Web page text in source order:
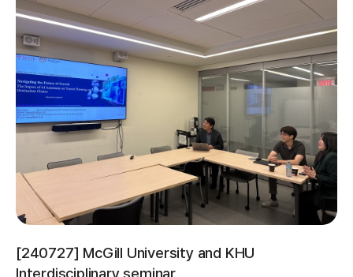
[240727] McGill University and KHU
Interdisciplinary seminar